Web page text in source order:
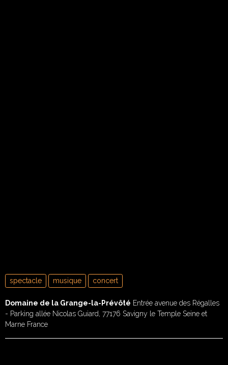
spectacle musique concert
Domaine de la Grange-la-Prévôté Entrée avenue des Régalles
- Parking allée Nicolas Guiard, 77176 Savigny le Temple Seine et
Marne France